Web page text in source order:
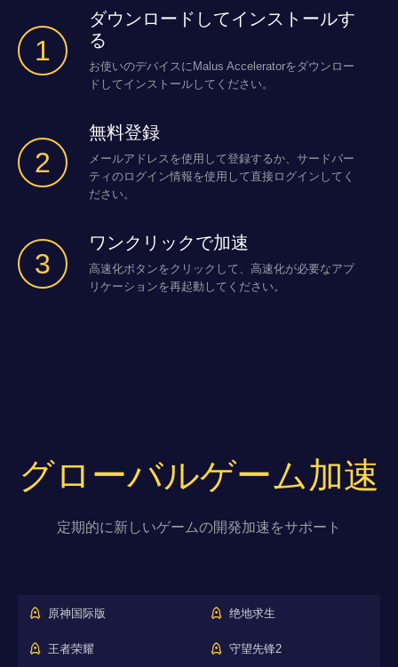
1
ダウンロードしてインストールす
る
お使いのデバイスにMalus Acceleratorをダウンロー
ドしてインストールしてください。
2
無料登録
メールアドレスを使用して登録するか、サードパー
ティのログイン情報を使用して直接ログインしてく
ださい。
3
ワンクリックで加速
高速化ボタンをクリックして、高速化が必要なアプ
リケーションを再起動してください。
グローバルゲーム加速
定期的に新しいゲームの開発加速をサポート
原神国际版 绝地求生
王者荣耀 守望先锋2